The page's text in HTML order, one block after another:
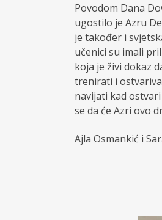
Povodom Dana
ugostilo je Azru
je također i
učenici su imali
koja je živi dokaz
trenirati i
navijati kad
se da će Azri ovo
Ajla Osmankić i